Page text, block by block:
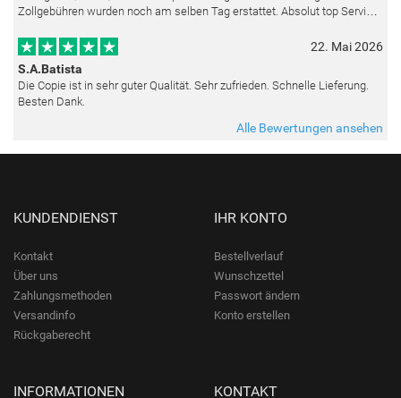
Zollgebühren wurden noch am selben Tag erstattet. Absolut top Service
22. Mai 2026
S.A.Batista
Die Copie ist in sehr guter Qualität. Sehr zufrieden. Schnelle Lieferung.
Besten Dank.
Alle Bewertungen ansehen
KUNDENDIENST
Kontakt
Über uns
Zahlungsmethoden
Versandinfo
Rückgaberecht
IHR KONTO
Bestellverlauf
Wunschzettel
Passwort ändern
Konto erstellen
INFORMATIONEN KONTAKT